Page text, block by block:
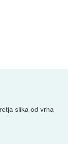
slika od vrha